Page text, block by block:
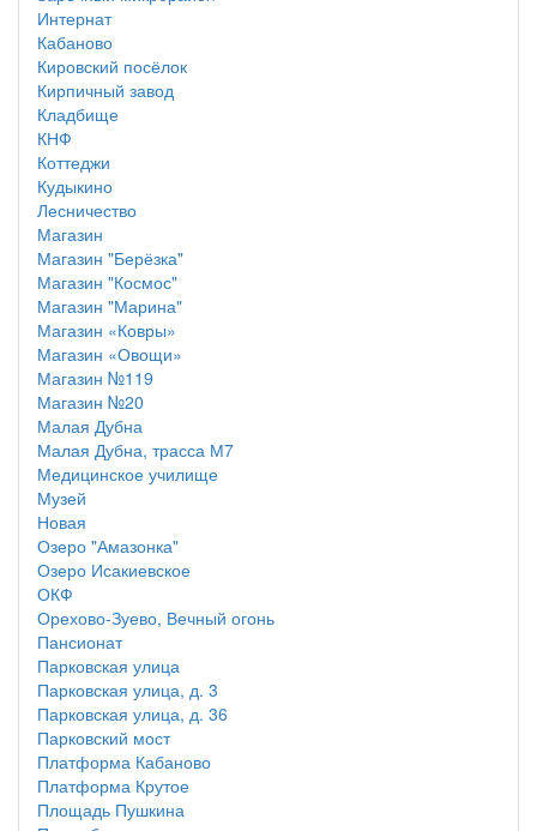
Интернат
Кабаново
Кировский посёлок
Кирпичный завод
Кладбище
КНФ
Коттеджи
Кудыкино
Лесничество
Магазин
Магазин "Берёзка"
Магазин "Космос"
Магазин "Марина"
Магазин «Ковры»
Магазин «Овощи»
Магазин №119
Магазин №20
Малая Дубна
Малая Дубна, трасса М7
Медицинское училище
Музей
Новая
Озеро "Амазонка"
Озеро Исакиевское
ОКФ
Орехово-Зуево, Вечный огонь
Пансионат
Парковская улица
Парковская улица, д. 3
Парковская улица, д. 36
Парковский мост
Платформа Кабаново
Платформа Крутое
Площадь Пушкина